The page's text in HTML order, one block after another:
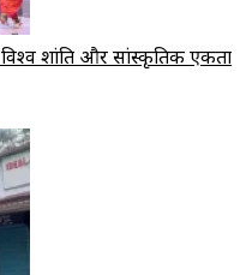
शांति और सांस्कृतिक एकता